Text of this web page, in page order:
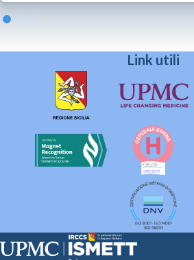
Link utili